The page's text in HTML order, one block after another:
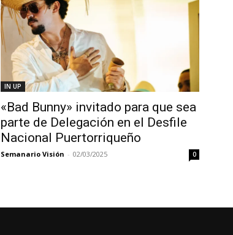
IN UP
«Bad Bunny» invitado para que sea
parte de Delegación en el Desfile
Nacional Puertorriqueño
Semanario Visión - 02/03/2025 0